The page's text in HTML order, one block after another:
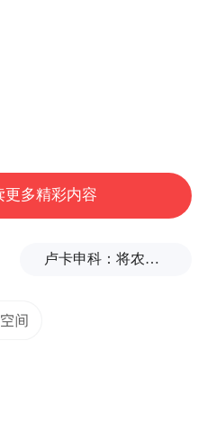
者的恐慌和对此事的
科普！
容易被人忽略的病毒
更多精彩内容
卢卡申科：将农忙季节不好好干活的人都发配边疆充军！